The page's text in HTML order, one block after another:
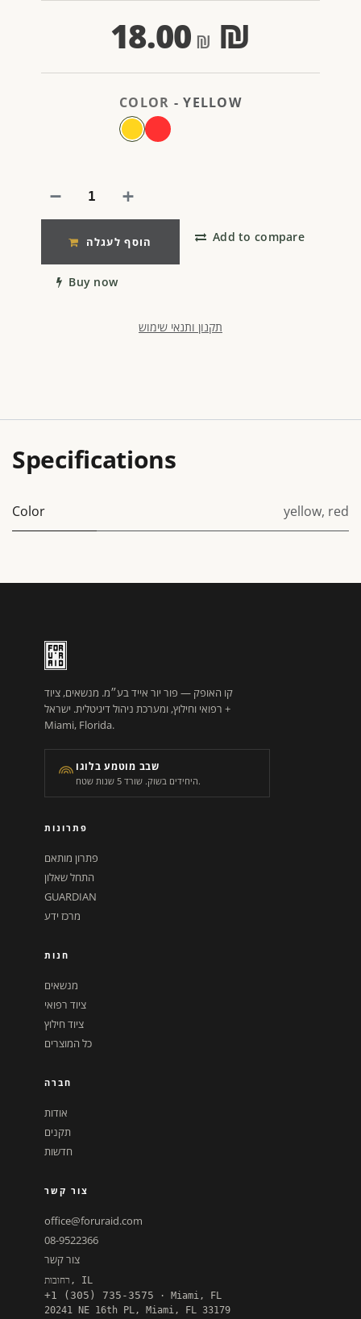
18.00 ₪
COLOR -YELLOW
הוסף לעגלה
Buy now
Add to compare
תקנון ותנאי שימוש
Specifications
Color yellow, red
קו האופק — פור יור אייד בע״מ. מנשאים, ציוד
רפואי וחילוץ, ומערכת ניהול דיגיטלית. ישראל +
Miami, Florida.
שבב מוטמע בלוגו
היחידים בשוק. שורד 5 שנות שטח.
פתרונות
פתרון מותאם
התחל שאלון
GUARDIAN
מרכז ידע
חנות
מנשאים
ציוד רפואי
ציוד חילוץ
כל המוצרים
חברה
אודות
תקנים
חדשות
צור קשר
office@foruraid.com
08-9522366
צור קשר
רחובות, IL
+1 (305) 735-3575 · Miami, FL
20241 NE 16th PL, Miami, FL 33179